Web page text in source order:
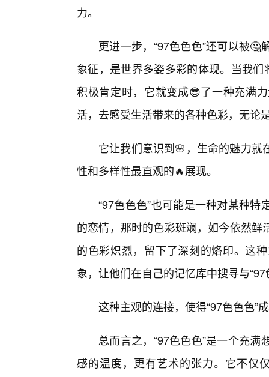
力。
更进一步，“97色色色”还可以被
象征，是世界多姿多彩的体现。当我
积极肯定时，它就变成😎了一种充满
活，去感受生活带来的各种色彩，无论
它让我们意识到🌸，生命的魅力
性和多样性最直观的🔥展现。
“97色色色”也可能是一种对某种
的恋情，那时的色彩斑斓，如今依然
的色彩炽烈，留下了深刻的烙印。这
象，让他们在自己的记忆库中搜寻与
这种主观的连接，使得“97色色色”
总而言之，“97色色色”是一个充
感的温度，更有艺术的张力。它不仅